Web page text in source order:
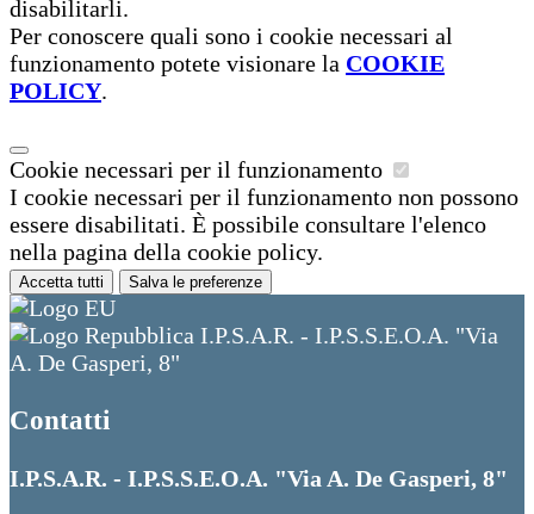
disabilitarli.
Per conoscere quali sono i cookie necessari al
funzionamento potete visionare la COOKIE
POLICY.
Cookie necessari per il funzionamento
I cookie necessari per il funzionamento non possono
essere disabilitati. È possibile consultare l'elenco
nella pagina della cookie policy.
Accetta tutti Salva le preferenze
I.P.S.A.R. - I.P.S.S.E.O.A. "Via
A. De Gasperi, 8"
Contatti
I.P.S.A.R. - I.P.S.S.E.O.A. "Via A. De Gasperi, 8"